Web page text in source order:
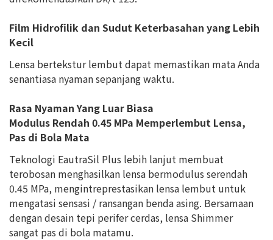
Film Hidrofilik dan Sudut Keterbasahan yang Lebih
Kecil
Lensa bertekstur lembut dapat memastikan mata Anda
senantiasa nyaman sepanjang waktu.
Rasa Nyaman Yang Luar Biasa
Modulus Rendah 0.45 MPa Memperlembut Lensa,
Pas di Bola Mata
Teknologi EautraSil Plus lebih lanjut membuat
terobosan menghasilkan lensa bermodulus serendah
0.45 MPa, mengintreprestasikan lensa lembut untuk
mengatasi sensasi / ransangan benda asing. Bersamaan
dengan desain tepi perifer cerdas, lensa Shimmer
sangat pas di bola matamu.